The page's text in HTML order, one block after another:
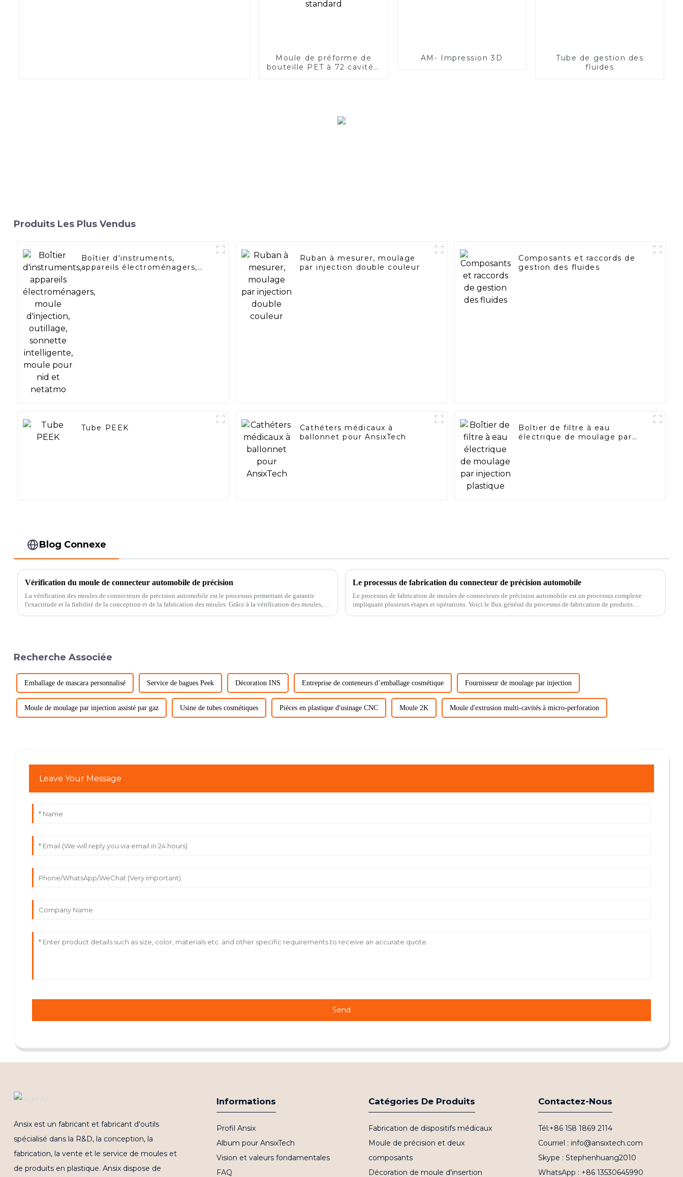
Moule de préforme de
bouteille PET à 72 cavités,
AM- Impression 3D
Tube de gestion des
fluides
Produits Les Plus Vendus
Boîtier d'instruments,
appareils électroménagers,
pour nid et netatmo
Ruban à mesurer, moulage
par injection double couleur
Composants et raccords de
gestion des fluides
Tube PEEK
Cathéters médicaux à
ballonnet pour AnsixTech
Boîtier de filtre à eau
électrique de moulage par
Blog Connexe
Vérification du moule de connecteur automobile de précision
La vérification des moules de connecteurs de précision automobile est le processus permettant de garantir
l'exactitude et la fiabilité de la conception et de la fabrication des moules. Grâce à la vérification des moules,
Le processus de fabrication du connecteur de précision automobile
Le processus de fabrication de moules de connecteurs de précision automobile est un processus complexe
impliquant plusieurs étapes et opérations. Voici le flux général du processus de fabrication de produits
Recherche Associée
Emballage de mascara personnalisé Service de bagues Peek Décoration INS Entreprise de conteneurs d’emballage cosmétique Fournisseur de moulage par injection
Moule de moulage par injection assisté par gaz Usine de tubes cosmétiques Pièces en plastique d'usinage CNC Moule 2K Moule d'extrusion multi-cavités à micro-perforation
Leave Your Message
Send
Ansix est un fabricant et fabricant d'outils
spécialisé dans la R&D, la conception, la
fabrication, la vente et le service de moules et
de produits en plastique. Ansix dispose de
Informations
Profil Ansix
Album pour AnsixTech
Vision et valeurs fondamentales
FAQ
Catégories De Produits
Fabrication de dispositifs médicaux
Moule de précision et deux
composants
Décoration de moule d'insertion
Contactez-Nous
Tél:+86 158 1869 2114
Courriel : info@ansixtech.com
Skype : Stephenhuang2010
WhatsApp : +86 13530645990